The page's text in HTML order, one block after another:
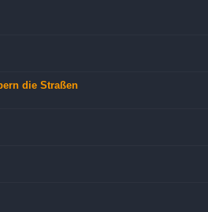
die Straßen